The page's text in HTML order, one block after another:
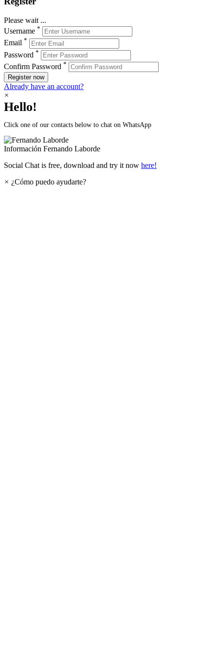
Please wait ...
Username *
Email *
Password *
Confirm Password *
Register now
Already have an account?
×
Hello!
Click one of our contacts below to chat on WhatsApp
Información Fernando Laborde
Social Chat is free, download and try it now here!
× ¿Cómo puedo ayudarte?